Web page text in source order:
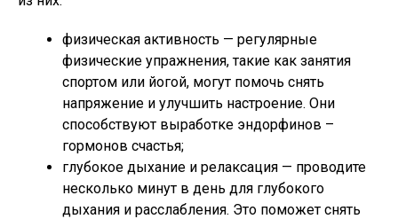
физическая активность — регулярные
физические упражнения, такие как занятия
спортом или йогой, могут помочь снять
напряжение и улучшить настроение. Они
способствуют выработке эндорфинов –
гормонов счастья;
глубокое дыхание и релаксация — проводите
несколько минут в день для глубокого
дыхания и расслабления. Это поможет снять